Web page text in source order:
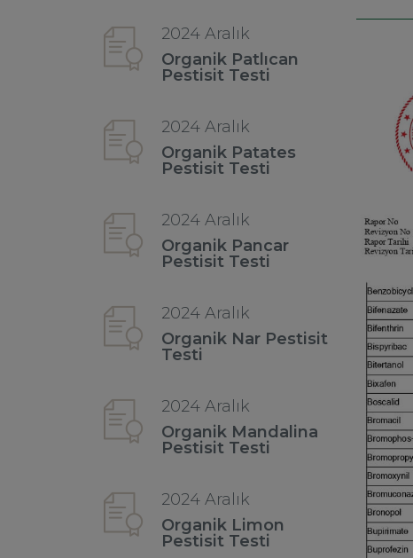
2024 Aralık
Organik Patlıcan
Pestisit Testi
2024 Aralık
Organik Patates
Pestisit Testi
2024 Aralık
Organik Pancar
Pestisit Testi
2024 Aralık
Organik Nar Pestisit
Testi
2024 Aralık
Organik Mandalina
Pestisit Testi
2024 Aralık
Organik Limon
Pestisit Testi